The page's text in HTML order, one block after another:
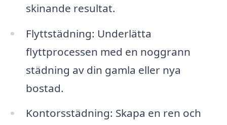
skinande resultat.
Flyttstädning: Underlätta
flyttprocessen med en noggrann
städning av din gamla eller nya
bostad.
Kontorsstädning: Skapa en ren och